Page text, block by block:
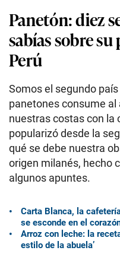
Panetón: diez
sabías sobre
Perú
Somos el segundo
panetones consume al
nuestras costas con la
popularizó desde la
qué se debe nuestra
origen milanés, hecho
algunos apuntes.
Carta Blanca, la
se esconde en el
Arroz con leche: la
estilo de la abuela’